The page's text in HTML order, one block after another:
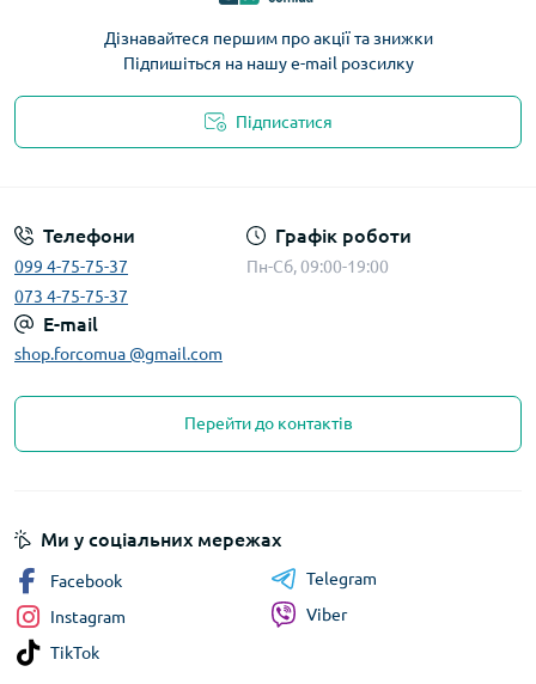
Дізнавайтеся першим про акції та знижки
Підпишіться на нашу e-mail розсилку
Підписатися
Телефони
099 4-75-75-37
073 4-75-75-37
Графік роботи
Пн-Сб, 09:00-19:00
E-mail
shop.forcomua @gmail.com
Перейти до контактів
Ми у соціальних мережах
Facebook
Instagram
TikTok
Telegram
Viber